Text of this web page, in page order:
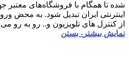
شده تا همگام با فروشگاه‌های معتبر
اینترنتی ایران تبدیل شود. به محض
از کنترل های تلویزیون و.. رو به رو
نمایش بیشتر - بستن